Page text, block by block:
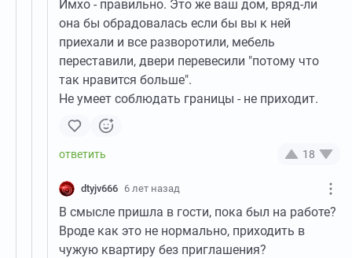
Имхо - правильно. Это же ваш дом, вряд-ли
она бы обрадовалась если бы вы к ней
приехали и все разворотили, мебель
переставили, двери перевесили "потому что
так нравится больше".
Не умеет соблюдать границы - не приходит.
18
dtyjv666 6 лет назад
В смысле пришла в гости, пока был на работе?
Вроде как это не нормально, приходить в
чужую квартиру без приглашения?